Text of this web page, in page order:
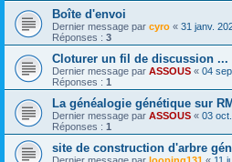
Boîte d'envoi
Dernier message par cyro « 31 janv.
Réponses : 3
Cloturer un fil de discussion ...
Dernier message par ASSOUS « 04
Réponses : 1
La généalogie génétique sur
Dernier message par ASSOUS « 03
Réponses : 1
site de construction d'arbre